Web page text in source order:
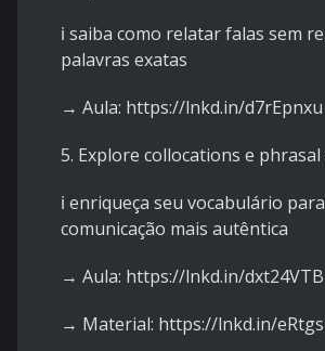
ℹ️ saiba como relatar falas sem
palavras exatas
→ Aula: https://lnkd.in/d7rEpnxu
5. Explore collocations e phrasal
ℹ️ enriqueça seu vocabulário
comunicação mais autêntica
→ Aula: https://lnkd.in/dxt24VTB
→ Material: https://lnkd.in/